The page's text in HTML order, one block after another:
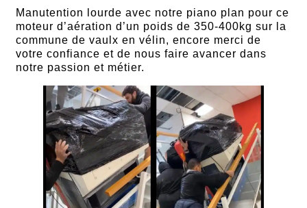
Manutention lourde avec notre piano plan pour ce
moteur d’aération d’un poids de 350-400kg sur la
commune de vaulx en vélin, encore merci de
votre confiance et de nous faire avancer dans
notre passion et métier.